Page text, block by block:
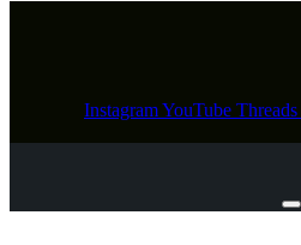
InstagramYouTube Threads